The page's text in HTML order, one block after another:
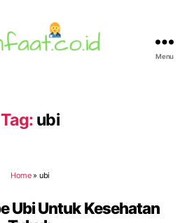
Menu
Tag: ubi
Home» ubi
Ubi Untuk Kesehatan